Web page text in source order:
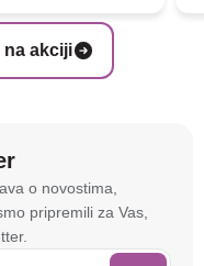
na akciji
o novostima,
pripremili za Vas,
i pristupali
To nam omogućuje
analiziramo